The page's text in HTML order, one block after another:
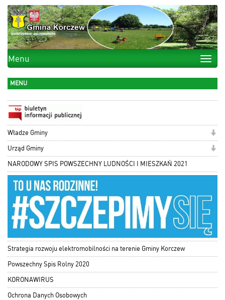
Toggle
Menu
MENU
Władze Gminy
Urząd Gminy
NARODOWY SPIS POWSZECHNY LUDNOŚCI I MIESZKAŃ 2021
Strategia rozwoju elektromobilności na terenie Gminy Korczew
Powszechny Spis Rolny 2020
KORONAWIRUS
Ochrona Danych Osobowych